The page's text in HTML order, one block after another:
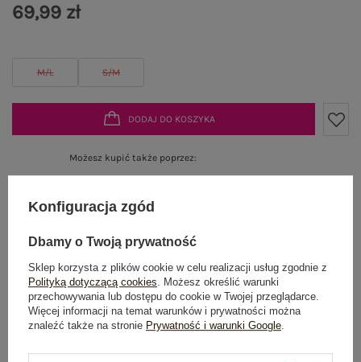
M/L S/M
69,99 zł
DODAJ DO KOSZYKA
Możesz kupić także poprzez:
Produkt niedostępny
OPIS PRODUKTU
Konfiguracja zgód
Dbamy o Twoją prywatność
Sklep korzysta z plików cookie w celu realizacji usług zgodnie z
Polityką dotyczącą cookies . Możesz określić warunki
przechowywania lub dostępu do cookie w Twojej przeglądarce.
Więcej informacji na temat warunków i prywatności można
znaleźć także na stronie Prywatność i warunki Google